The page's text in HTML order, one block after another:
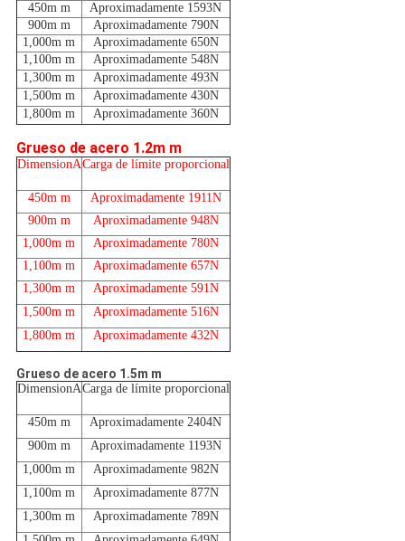
450m m
Aproximadamente 1593N
900m m
Aproximadamente 790N
1,000m m
Aproximadamente 650N
1,100m m
Aproximadamente 548N
1,300m m
Aproximadamente 493N
1,500m m
Aproximadamente 430N
1,800m m
Aproximadamente 360N
Grueso de acero 1.2m m
DimensionACarga de límite proporcional
450m m
Aproximadamente 1911N
900m m
Aproximadamente 948N
1,000m m
Aproximadamente 780N
1,100m m
Aproximadamente 657N
1,300m m
Aproximadamente 591N
1,500m m
Aproximadamente 516N
1,800m m
Aproximadamente 432N
Grueso de acero 1.5m m
DimensionACarga de límite proporcional
450m m
Aproximadamente 2404N
900m m
Aproximadamente 1193N
1,000m m
Aproximadamente 982N
1,100m m
Aproximadamente 877N
1,300m m
Aproximadamente 789N